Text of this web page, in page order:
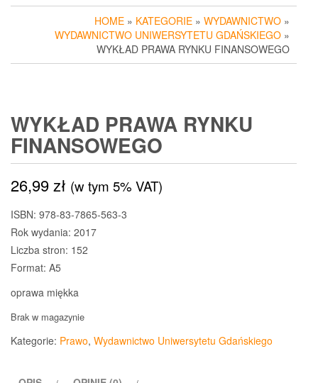
HOME » KATEGORIE » WYDAWNICTWO »
WYDAWNICTWO UNIWERSYTETU GDAŃSKIEGO »
WYKŁAD PRAWA RYNKU FINANSOWEGO
WYKŁAD PRAWA RYNKU
FINANSOWEGO
26,99zł (w tym 5% VAT)
ISBN: 978-83-7865-563-3
Rok wydania: 2017
Liczba stron: 152
Format: A5
oprawa miękka
Brak w magazynie
Kategorie: Prawo, Wydawnictwo Uniwersytetu Gdańskiego